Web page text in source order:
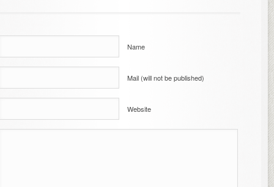
Name
Mail (will not be published)
Website